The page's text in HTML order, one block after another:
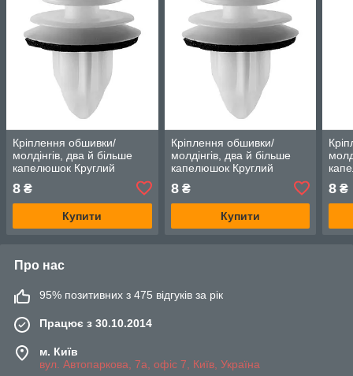
Кріплення обшивки/
молдінгів, два й більше
капелюшок Круглий
капелюх — Toyota Celica
8 ₴
Купити
Кріплення обшивки/
молдінгів, два й більше
капелюшок Круглий
капелюх — Toyota Celica
8₴
Купити
8 ₴
Про нас
95% позитивних з 475 відгуків за рік
Працює з 30.10.2014
м. Київ
вул. Автопаркова, 7а, офіс 7, Київ, Україна